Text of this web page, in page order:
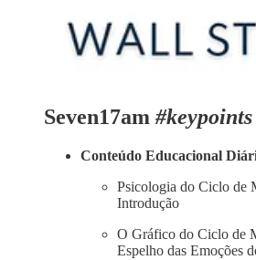
Seven17am #keypoints
Conteúdo Educacional
Psicologia do Ciclo de
Introdução
O Gráfico do Ciclo de
Espelho das Emoções